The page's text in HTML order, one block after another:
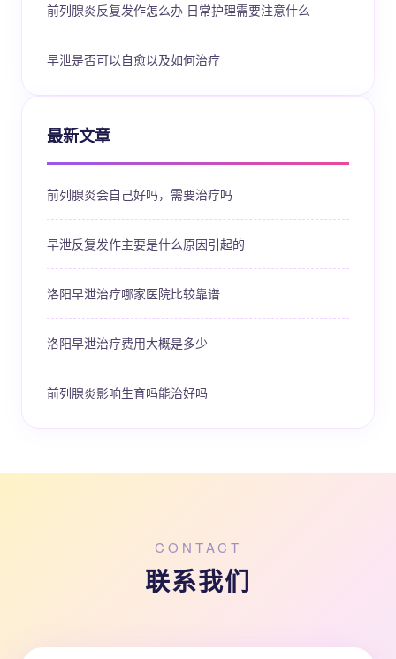
前列腺炎反复发作怎么办 日常护理需要注意什么
早泄是否可以自愈以及如何治疗
最新文章
前列腺炎会自己好吗，需要治疗吗
早泄反复发作主要是什么原因引起的
洛阳早泄治疗哪家医院比较靠谱
洛阳早泄治疗费用大概是多少
前列腺炎影响生育吗能治好吗
CONTACT
联系我们